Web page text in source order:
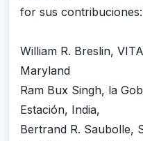
for sus contribuciones:
William R. Breslin,
Maryland
Ram Bux Singh, la
Estación, India,
Bertrand R. Saubolle,